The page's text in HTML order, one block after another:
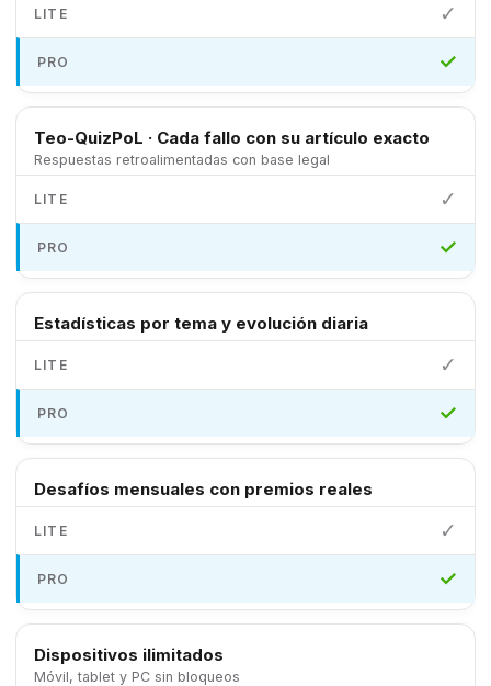
✓
✓
Teo-QuizPoL · Cada fallo con su artículo exacto
Respuestas retroalimentadas con base legal
✓
✓
Estadísticas por tema y evolución diaria
✓
✓
Desafíos mensuales con premios reales
✓
✓
Dispositivos ilimitados
Móvil, tablet y PC sin bloqueos